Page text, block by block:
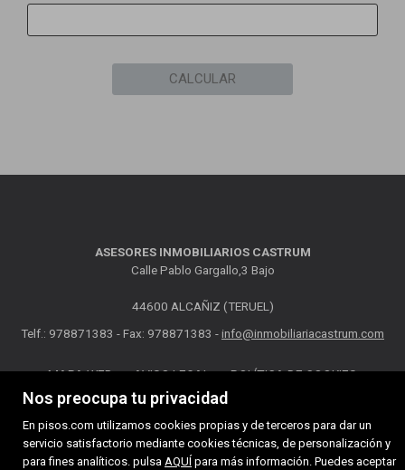
Nos preocupa tu privacidad
En pisos.com utilizamos cookies propias y de terceros para dar un
servicio satisfactorio mediante cookies técnicas, de personalización y
para fines analíticos. pulsa AQUÍ para más información. Puedes aceptar
CALCULAR
ASESORES INMOBILIARIOS CASTRUM
Calle Pablo Gargallo,3 Bajo
44600 ALCAÑIZ (TERUEL)
Telf.: 978871383 - Fax: 978871383 -info@inmobiliariacastrum.com
MAPA WEB AVISO LEGAL POLÍTICA DE COOKIES